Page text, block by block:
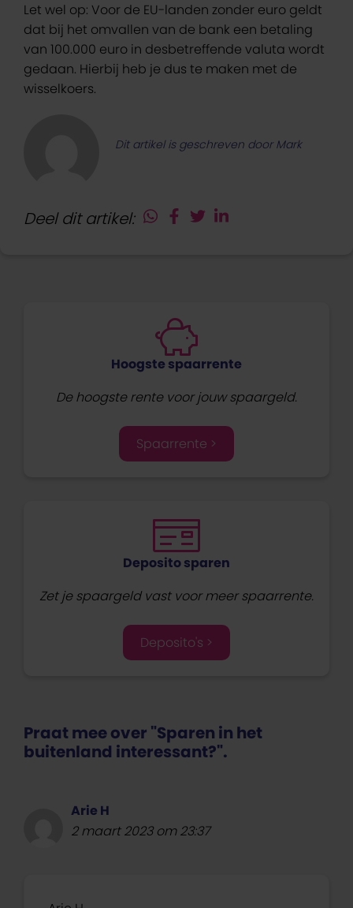
Let wel op: Voor de EU-landen zonder euro geldt
dat bij het omvallen van de bank een betaling
van 100.000 euro in desbetreffende valuta wordt
gedaan. Hierbij heb je dus te maken met de
wisselkoers.
Dit artikel is geschreven door Mark
Deel dit artikel:
Hoogste spaarrente
De hoogste rente voor jouw spaargeld.
Spaarrente >
Deposito sparen
Zet je spaargeld vast voor meer spaarrente.
Deposito's >
Praat mee over "Sparen in het
buitenland interessant?".
Arie H
2 maart 2023 om 23:37